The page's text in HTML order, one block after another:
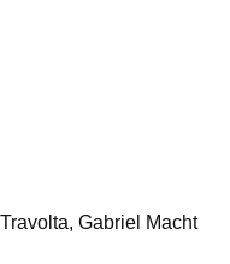
Gabriel Macht